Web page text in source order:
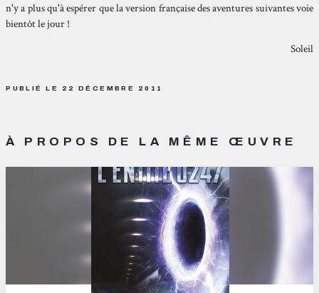
n'y a plus qu'à espérer que la version française des aventures suivantes voie
bientôt le jour !
Soleil
PUBLIÉ LE 22 DÉCEMBRE 2011
À PROPOS DE LA MÊME ŒUVRE